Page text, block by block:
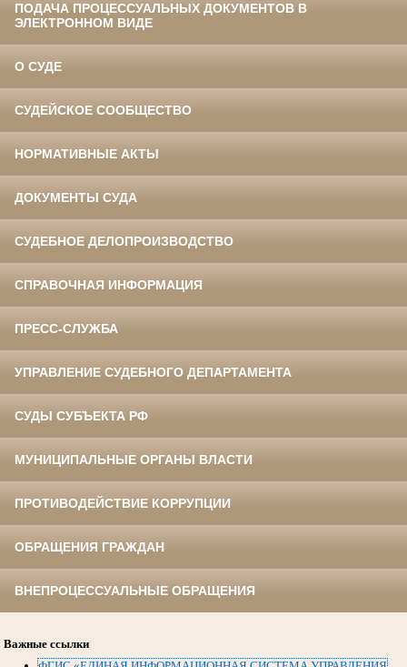
ПОДАЧА ПРОЦЕССУАЛЬНЫХ ДОКУМЕНТОВ В
ЭЛЕКТРОННОМ ВИДЕ
О СУДЕ
СУДЕЙСКОЕ СООБЩЕСТВО
НОРМАТИВНЫЕ АКТЫ
ДОКУМЕНТЫ СУДА
СУДЕБНОЕ ДЕЛОПРОИЗВОДСТВО
СПРАВОЧНАЯ ИНФОРМАЦИЯ
ПРЕСС-СЛУЖБА
УПРАВЛЕНИЕ СУДЕБНОГО ДЕПАРТАМЕНТА
СУДЫ СУБЪЕКТА РФ
МУНИЦИПАЛЬНЫЕ ОРГАНЫ ВЛАСТИ
ПРОТИВОДЕЙСТВИЕ КОРРУПЦИИ
ОБРАЩЕНИЯ ГРАЖДАН
ВНЕПРОЦЕССУАЛЬНЫЕ ОБРАЩЕНИЯ
Важные ссылки